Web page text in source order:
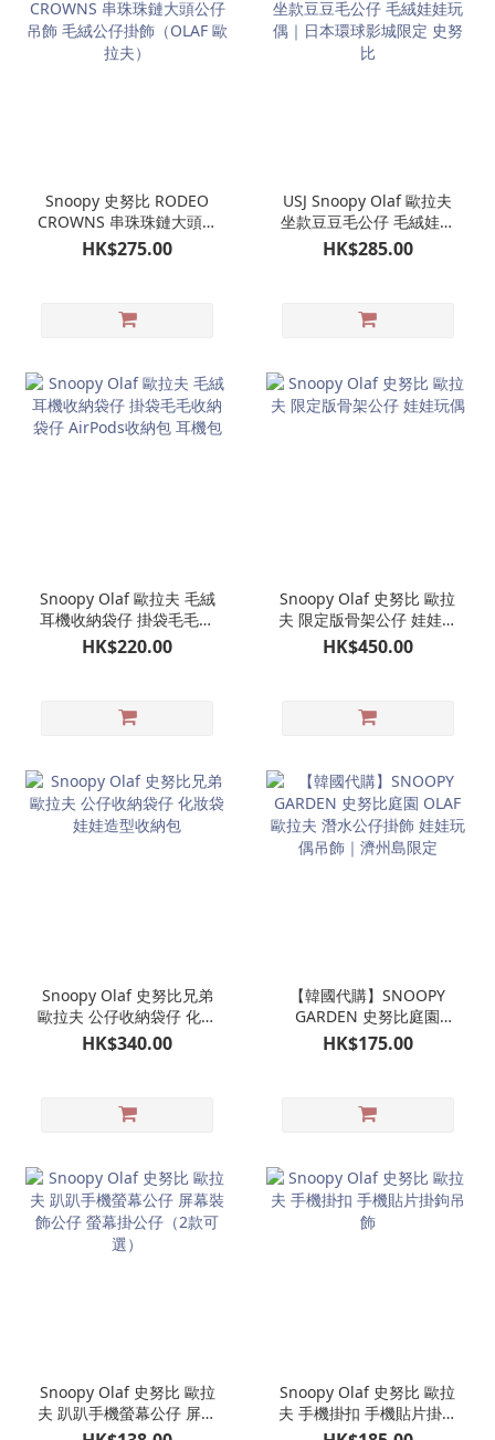
Snoopy 史努比 RODEO
CROWNS 串珠珠鏈大頭公
仔吊飾 毛絨公仔掛飾
HK$275.00
USJ Snoopy Olaf 歐拉夫
坐款豆豆毛公仔 毛絨娃娃
玩偶｜日本環球影城限定
HK$285.00
Snoopy Olaf 歐拉夫 毛絨
耳機收納袋仔 掛袋毛毛收
納袋仔 AirPods收納包 耳
機包
HK$220.00
Snoopy Olaf 史努比 歐拉
夫 限定版骨架公仔 娃娃玩
偶
HK$450.00
Snoopy Olaf 史努比兄弟
歐拉夫 公仔收納袋仔 化妝
袋 娃娃造型收納包
HK$340.00
【韓國代購】SNOOPY
GARDEN 史努比庭園
OLAF 歐拉夫 潛水公仔掛
飾 娃娃玩偶吊飾｜濟州島
HK$175.00
Snoopy Olaf 史努比 歐拉
夫 趴趴手機螢幕公仔 屏幕
裝飾公仔 螢幕掛公仔（2
Snoopy Olaf 史努比 歐拉
夫 手機掛扣 手機貼片掛鉤
吊飾